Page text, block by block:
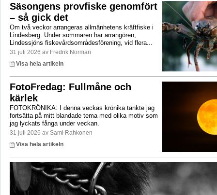
Säsongens provfiske genomfört
– så gick det
Om två veckor arrangeras allmänhetens kräftfiske i
Lindesberg. Under sommaren har arrangören,
Lindessjöns fiskevårdsområdesförening, vid flera...
31 juli 2026 av Fredrik Norman
Visa hela artikeln
FotoFredag: Fullmåne och
kärlek
FOTOKRÖNIKA: I denna veckas krönika tänkte jag
fortsätta på mitt blandade tema med olika motiv som
jag lyckats fånga under veckan.
31 juli 2026 av Sami Rahkonen
Visa hela artikeln